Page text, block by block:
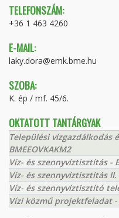
TELEFONSZÁM:
+36 1 463 4260
E-MAIL:
laky.dora@emk.bme.hu
SZOBA:
K. ép / mf. 45/6.
OKTATOTT TANTÁRGYAK
Települési vízgazdálkodás
BMEEOVKAKM2
Víz- és szennyvíztisztítás -
Víz- és szennyvíztisztítás II.
Víz- és szennyvíztisztító
Vízi közmű projektfeladat -